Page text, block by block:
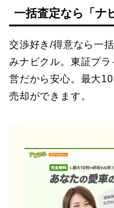
一括査定なら「ナ
交渉好き/得意なら一
みナビクル。東証プ
営だから安心。最大
売却ができます。